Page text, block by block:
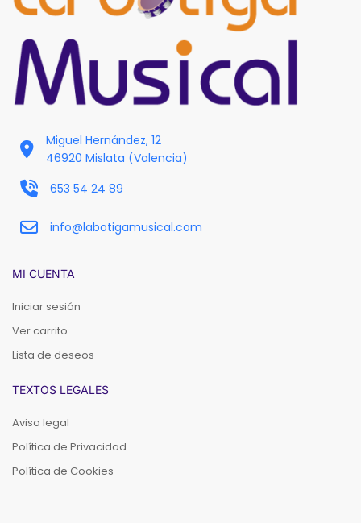
Miguel Hernández, 12
46920 Mislata (Valencia)
653 54 24 89
info@labotigamusical.com
MI CUENTA
Iniciar sesión
Ver carrito
Lista de deseos
TEXTOS LEGALES
Aviso legal
Política de Privacidad
Política de Cookies